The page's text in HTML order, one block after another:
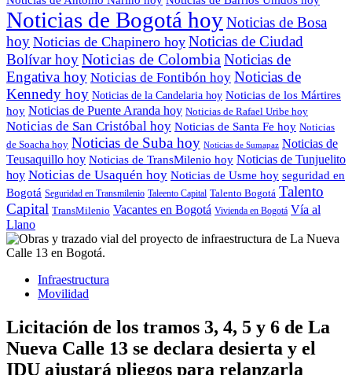
Noticias de Bogotá hoyNoticias de Bosa
hoy Noticias de Chapinero hoy Noticias de Ciudad
Bolívar hoyNoticias de Colombia Noticias de
Engativa hoy Noticias de Fontibón hoy Noticias de
Kennedy hoy Noticias de la Candelaria hoy Noticias de los Mártires
hoy Noticias de Puente Aranda hoy Noticias de Rafael Uribe hoy
Noticias de San Cristóbal hoy Noticias de Santa Fe hoy Noticias
de Soacha hoy Noticias de Suba hoy Noticias de Sumapaz Noticias de
Teusaquillo hoy Noticias de TransMilenio hoy Noticias de Tunjuelito
hoy Noticias de Usaquén hoy Noticias de Usme hoy seguridad en
Bogotá Seguridad en Transmilenio Taleento Capital Talento Bogotá Talento
Capital TransMilenio Vacantes en Bogotá Vivienda en Bogotá Vía al
Llano
Infraestructura
Movilidad
Licitación de los tramos 3, 4, 5 y 6 de La
Nueva Calle 13 se declara desierta y el
IDU ajustará pliegos para relanzarla